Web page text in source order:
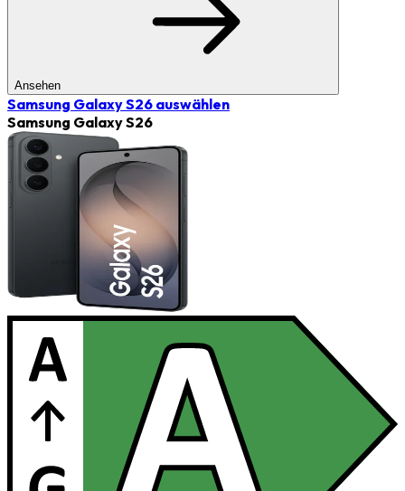
Ansehen
Samsung Galaxy S26 auswählen
Samsung Galaxy S26